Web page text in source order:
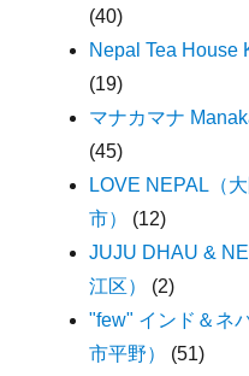
(40)
Nepal Tea House
(19)
マナカマナ
(45)
LOVE NEPAL（
市）
(12)
JUJU DHAU &
江区）
(2)
"few" インド＆ネ
市平野）
(51)